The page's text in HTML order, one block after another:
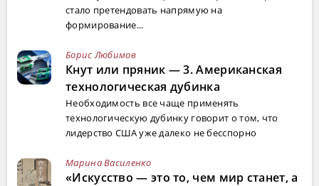
стало претендовать напрямую на
формирование...
Борис Любимов
Кнут или пряник — 3. Американская
технологическая дубинка
Необходимость все чаще применять
технологическую дубинку говорит о том, что
лидерство США уже далеко не бесспорно
Марина Василенко
«Искусство — это то, чем мир станет, а